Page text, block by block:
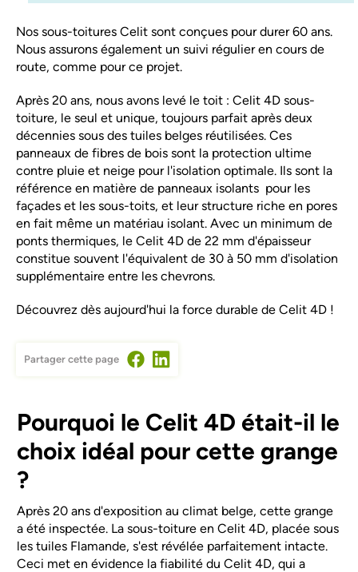
Nos sous-toitures Celit sont conçues pour durer 60 ans.
Nous assurons également un suivi régulier en cours de
route, comme pour ce projet.
Après 20 ans, nous avons levé le toit : Celit 4D sous-
toiture, le seul et unique, toujours parfait après deux
décennies sous des tuiles belges réutilisées. Ces
panneaux de fibres de bois sont la protection ultime
contre pluie et neige pour l'isolation optimale. Ils sont la
référence en matière de panneaux isolants pour les
façades et les sous-toits, et leur structure riche en pores
en fait même un matériau isolant. Avec un minimum de
ponts thermiques, le Celit 4D de 22 mm d'épaisseur
constitue souvent l'équivalent de 30 à 50 mm d'isolation
supplémentaire entre les chevrons.
Découvrez dès aujourd'hui la force durable de Celit 4D !
Partager cette page
Pourquoi le Celit 4D était-il le
choix idéal pour cette grange
?
Après 20 ans d'exposition au climat belge, cette grange
a été inspectée. La sous-toiture en Celit 4D, placée sous
les tuiles Flamande, s'est révélée parfaitement intacte.
Ceci met en évidence la fiabilité du Celit 4D, qui a